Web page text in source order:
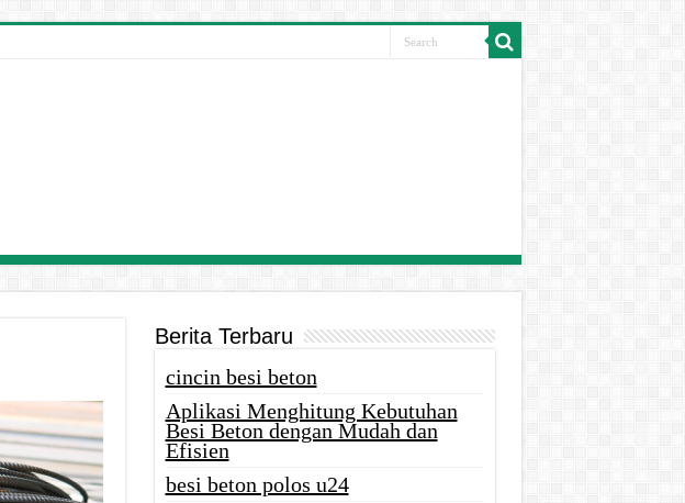
Berita Terbaru
cincin besi beton
Aplikasi Menghitung Kebutuhan
Besi Beton dengan Mudah dan
Efisien
besi beton polos u24